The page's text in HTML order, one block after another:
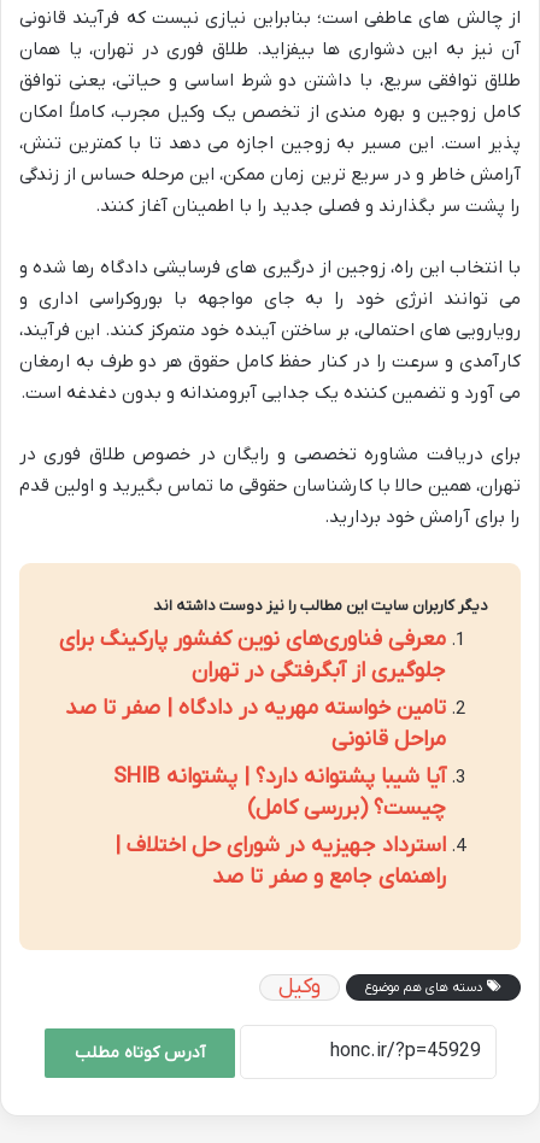
از چالش های عاطفی است؛ بنابراین نیازی نیست که فرآیند قانونی
آن نیز به این دشواری ها بیفزاید. طلاق فوری در تهران، یا همان
طلاق توافقی سریع، با داشتن دو شرط اساسی و حیاتی، یعنی توافق
کامل زوجین و بهره مندی از تخصص یک وکیل مجرب، کاملاً امکان
پذیر است. این مسیر به زوجین اجازه می دهد تا با کمترین تنش،
آرامش خاطر و در سریع ترین زمان ممکن، این مرحله حساس از زندگی
را پشت سر بگذارند و فصلی جدید را با اطمینان آغاز کنند.
با انتخاب این راه، زوجین از درگیری های فرسایشی دادگاه رها شده و
می توانند انرژی خود را به جای مواجهه با بوروکراسی اداری و
رویارویی های احتمالی، بر ساختن آینده خود متمرکز کنند. این فرآیند،
کارآمدی و سرعت را در کنار حفظ کامل حقوق هر دو طرف به ارمغان
می آورد و تضمین کننده یک جدایی آبرومندانه و بدون دغدغه است.
برای دریافت مشاوره تخصصی و رایگان در خصوص طلاق فوری در
تهران، همین حالا با کارشناسان حقوقی ما تماس بگیرید و اولین قدم
را برای آرامش خود بردارید.
دیگر کاربران سایت این مطالب را نیز دوست داشته اند
معرفی فناوری‌های نوین کفشور پارکینگ برای
جلوگیری از آبگرفتگی در تهران
تامین خواسته مهریه در دادگاه | صفر تا صد
مراحل قانونی
آیا شیبا پشتوانه دارد؟ | پشتوانه SHIB
چیست؟ (بررسی کامل)
استرداد جهیزیه در شورای حل اختلاف |
راهنمای جامع و صفر تا صد
دسته های هم موضوع وکیل
آدرس کوتاه مطلب